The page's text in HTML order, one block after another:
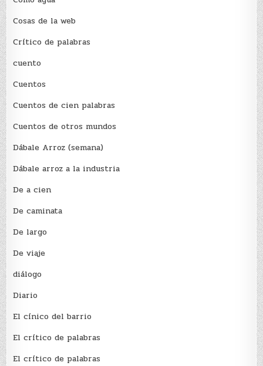
Cosas de la web
Crítico de palabras
cuento
Cuentos
Cuentos de cien palabras
Cuentos de otros mundos
Dábale Arroz (semana)
Dábale arroz a la industria
De a cien
De caminata
De largo
De viaje
diálogo
Diario
El cínico del barrio
El crí­tico de palabras
El crí­tico de palabras